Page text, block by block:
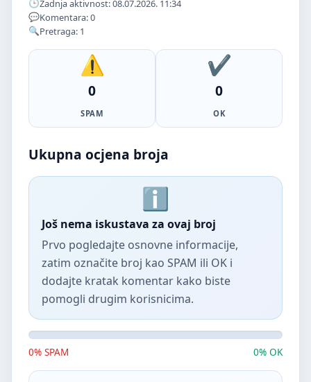
Zadnja aktivnost: 08.07.2026. 11:34
Komentara: 0
Pretraga: 1
0
SPAM
0
OK
Ukupna ocjena broja
Još nema iskustava za ovaj broj
Prvo pogledajte osnovne informacije,
zatim označite broj kao SPAM ili OK i
dodajte kratak komentar kako biste
pomogli drugim korisnicima.
0% SPAM 0% OK